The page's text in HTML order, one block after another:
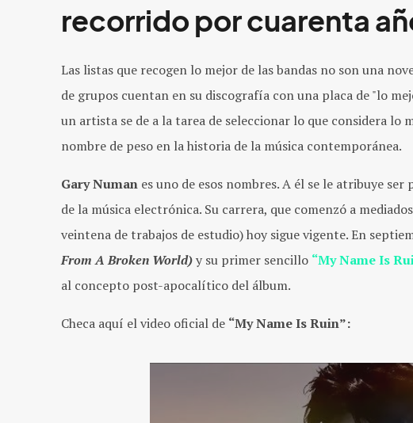
recorrido por cuarenta
Las listas que recogen lo mejor de las bandas no son una
de grupos cuentan en su discografía con una placa de "lo
un artista se de a la tarea de seleccionar lo que considera lo
nombre de peso en la historia de la música contemporánea.
Gary Numan es uno de esos nombres. A él se le atribuye
de la música electrónica. Su carrera, que comenzó a
veintena de trabajos de estudio) hoy sigue vigente. En
From A Broken World)y su primer sencillo “My Name Is
al concepto post-apocalítico del álbum.
Checa aquí el video oficial de “My Name Is Ruin”: